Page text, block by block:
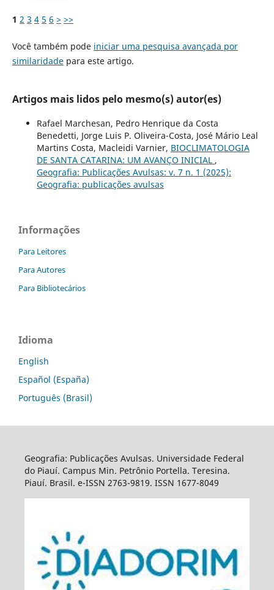
1 2 3 4 5 6 > >>
Você também pode iniciar uma pesquisa avançada por
similaridadepara este artigo.
Artigos mais lidos pelo mesmo(s) autor(es)
Rafael Marchesan, Pedro Henrique da Costa
Benedetti, Jorge Luis P. Oliveira-Costa, José Mário Leal
Martins Costa, Macleidi Varnier, BIOCLIMATOLOGIA
DE SANTA CATARINA: UM AVANÇO INICIAL ,
Geografia: Publicações Avulsas: v. 7 n. 1 (2025):
Geografia: publicações avulsas
Informações
Para Leitores
Para Autores
Para Bibliotecários
Idioma
English
Español (España)
Português (Brasil)
Geografia: Publicações Avulsas. Universidade Federal
do Piauí. Campus Min. Petrônio Portella. Teresina.
Piauí. Brasil. e-ISSN 2763-9819. ISSN 1677-8049